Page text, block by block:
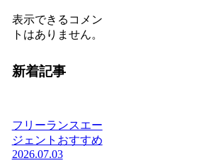
表示できるコメン
トはありません。
新着記事
フリーランスエー
ジェントおすすめ
2026.07.03